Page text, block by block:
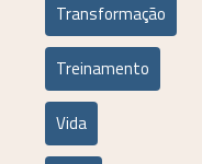
Transformação
Treinamento
Vida